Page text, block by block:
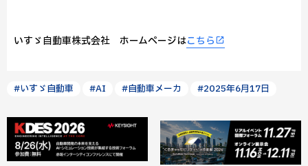
いすゞ自動車株式会社 ホームページはこちら
#いすゞ自動車 #AI #自動車メーカ #2025年6月17日